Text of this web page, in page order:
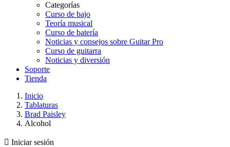
Categorías
Curso de bajo
Teoría musical
Curso de batería
Noticias y consejos sobre Guitar Pro
Curso de guitarra
Noticias y diversión
Soporte
Tienda
Inicio
Tablaturas
Brad Paisley
Alcohol
 Iniciar sesión